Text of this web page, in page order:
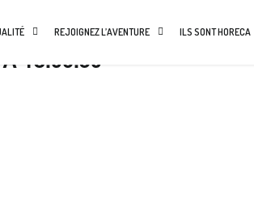
REJOIGNEZ L’AVENTURE ILS SONT HORECA
18.06.50